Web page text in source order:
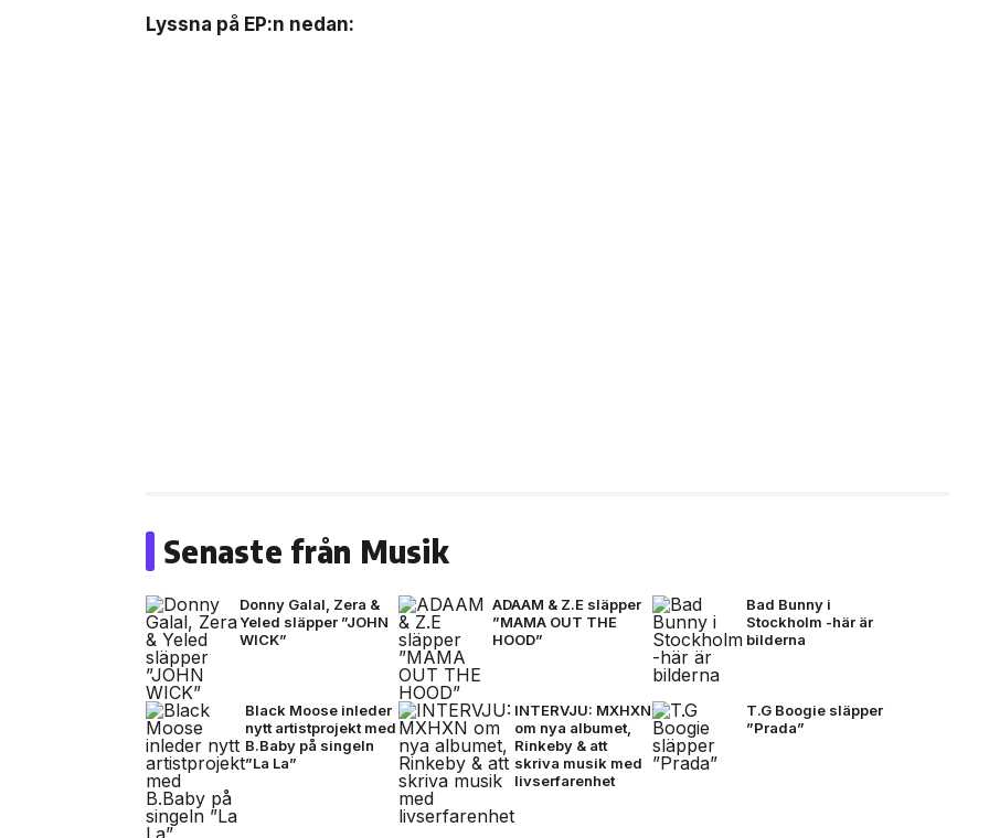
Lyssna på EP:n nedan:
Senaste från Musik
Donny Galal, Zera &
Yeled släpper ”JOHN
WICK”
ADAAM & Z.E släpper
”MAMA OUT THE
HOOD”
Bad Bunny i
Stockholm -här är
bilderna
Black Moose inleder
nytt artistprojekt med
B.Baby på singeln
”La La”
INTERVJU: MXHXN
om nya albumet,
Rinkeby & att
skriva musik med
livserfarenhet
T.G Boogie släpper
”Prada”